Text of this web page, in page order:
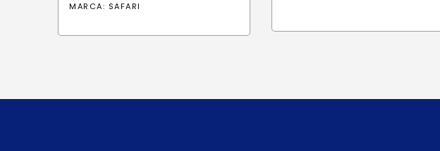
MARCA: SAFARI